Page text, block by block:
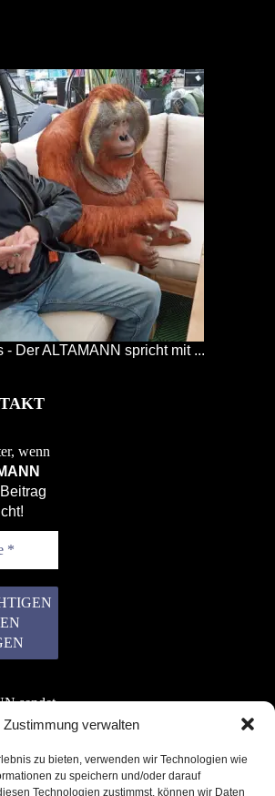
Zustimmung verwalten
zu bieten, verwenden wir Technologien wie
zu speichern und/oder darauf
Technologien zustimmst, können wir Daten
- Der ALTAMANN spricht mit ...
wenn
sendet
Er gibt
in